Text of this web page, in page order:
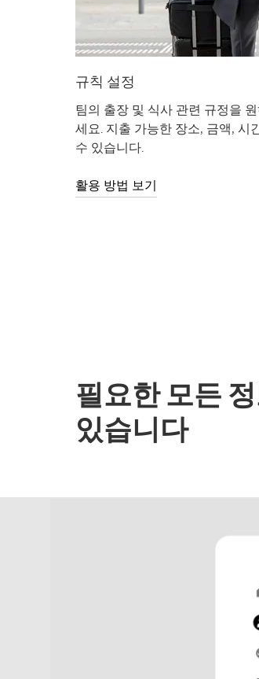
규칙 설정
팀의 출장 및 식사 관련 규정을
세요. 지출 가능한 장소, 금액, 시
수 있습니다.
활용 방법 보기
필요한 모든
있습니다